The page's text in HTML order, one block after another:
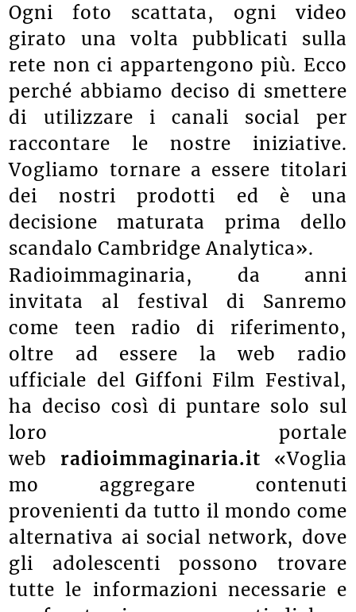
Ogni foto scattata, ogni video
girato una volta pubblicati sulla
rete non ci appartengono più. Ecco
perché abbiamo deciso di smettere
di utilizzare i canali social per
raccontare le nostre iniziative.
Vogliamo tornare a essere titolari
dei nostri prodotti ed è una
decisione maturata prima dello
scandalo Cambridge Analytica».
Radioimmaginaria, da anni
invitata al festival di Sanremo
come teen radio di riferimento,
oltre ad essere la web radio
ufficiale del Giffoni Film Festival,
ha deciso così di puntare solo sul
loro portale
web radioimmaginaria.it «Voglia
mo aggregare contenuti
provenienti da tutto il mondo come
alternativa ai social network, dove
gli adolescenti possono trovare
tutte le informazioni necessarie e